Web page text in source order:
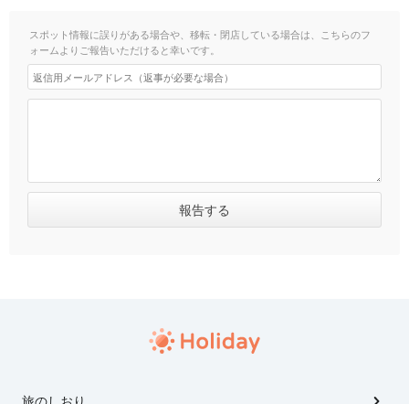
スポット情報に誤りがある場合や、移転・閉店している場合は、こちらのフ
ォームよりご報告いただけると幸いです。